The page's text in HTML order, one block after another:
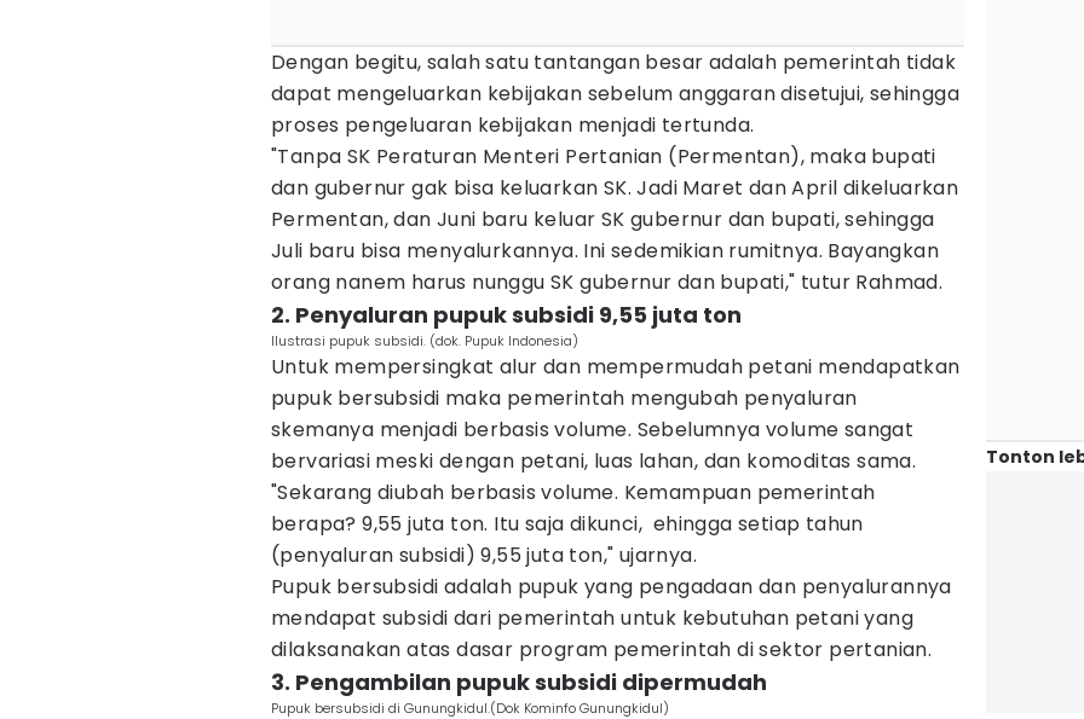
Dengan begitu, salah satu tantangan besar adalah pemerintah tidak
dapat mengeluarkan kebijakan sebelum anggaran disetujui, sehingga
proses pengeluaran kebijakan menjadi tertunda.
"Tanpa SK Peraturan Menteri Pertanian (Permentan), maka bupati
dan gubernur gak bisa keluarkan SK. Jadi Maret dan April dikeluarkan
Permentan, dan Juni baru keluar SK gubernur dan bupati, sehingga
Juli baru bisa menyalurkannya. Ini sedemikian rumitnya. Bayangkan
orang nanem harus nunggu SK gubernur dan bupati," tutur Rahmad.
2. Penyaluran pupuk subsidi 9,55 juta ton
Ilustrasi pupuk subsidi. (dok. Pupuk Indonesia)
Untuk mempersingkat alur dan mempermudah petani mendapatkan
pupuk bersubsidi maka pemerintah mengubah penyaluran
skemanya menjadi berbasis volume. Sebelumnya volume sangat
bervariasi meski dengan petani, luas lahan, dan komoditas sama.
"Sekarang diubah berbasis volume. Kemampuan pemerintah
berapa? 9,55 juta ton. Itu saja dikunci, ehingga setiap tahun
(penyaluran subsidi) 9,55 juta ton," ujarnya.
Pupuk bersubsidi adalah pupuk yang pengadaan dan penyalurannya
mendapat subsidi dari pemerintah untuk kebutuhan petani yang
dilaksanakan atas dasar program pemerintah di sektor pertanian.
3. Pengambilan pupuk subsidi dipermudah
Pupuk bersubsidi di Gunungkidul.(Dok Kominfo Gunungkidul)
Tonton